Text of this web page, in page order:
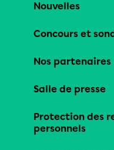
Nouvelles
Concours et
Nos partenaires
Salle de presse
Protection des
personnels